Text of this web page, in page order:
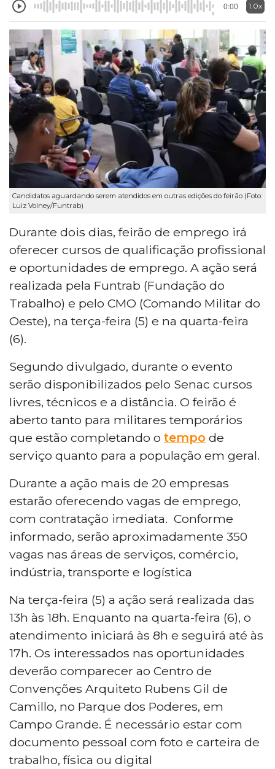
0:00 1.0x
Candidatos aguardando serem atendidos em outras edições do feirão (Foto:
Luiz Volney/Funtrab)
Durante dois dias, feirão de emprego irá
oferecer cursos de qualificação profissional
e oportunidades de emprego. A ação será
realizada pela Funtrab (Fundação do
Trabalho) e pelo CMO (Comando Militar do
Oeste), na terça-feira (5) e na quarta-feira
(6).
Segundo divulgado, durante o evento
serão disponibilizados pelo Senac cursos
livres, técnicos e a distância. O feirão é
aberto tanto para militares temporários
que estão completando o tempo de
serviço quanto para a população em geral.
Durante a ação mais de 20 empresas
estarão oferecendo vagas de emprego,
com contratação imediata. Conforme
informado, serão aproximadamente 350
vagas nas áreas de serviços, comércio,
indústria, transporte e logística
Na terça-feira (5) a ação será realizada das
13h às 18h. Enquanto na quarta-feira (6), o
atendimento iniciará às 8h e seguirá até às
17h. Os interessados nas oportunidades
deverão comparecer ao Centro de
Convenções Arquiteto Rubens Gil de
Camillo, no Parque dos Poderes, em
Campo Grande. É necessário estar com
documento pessoal com foto e carteira de
trabalho, física ou digital